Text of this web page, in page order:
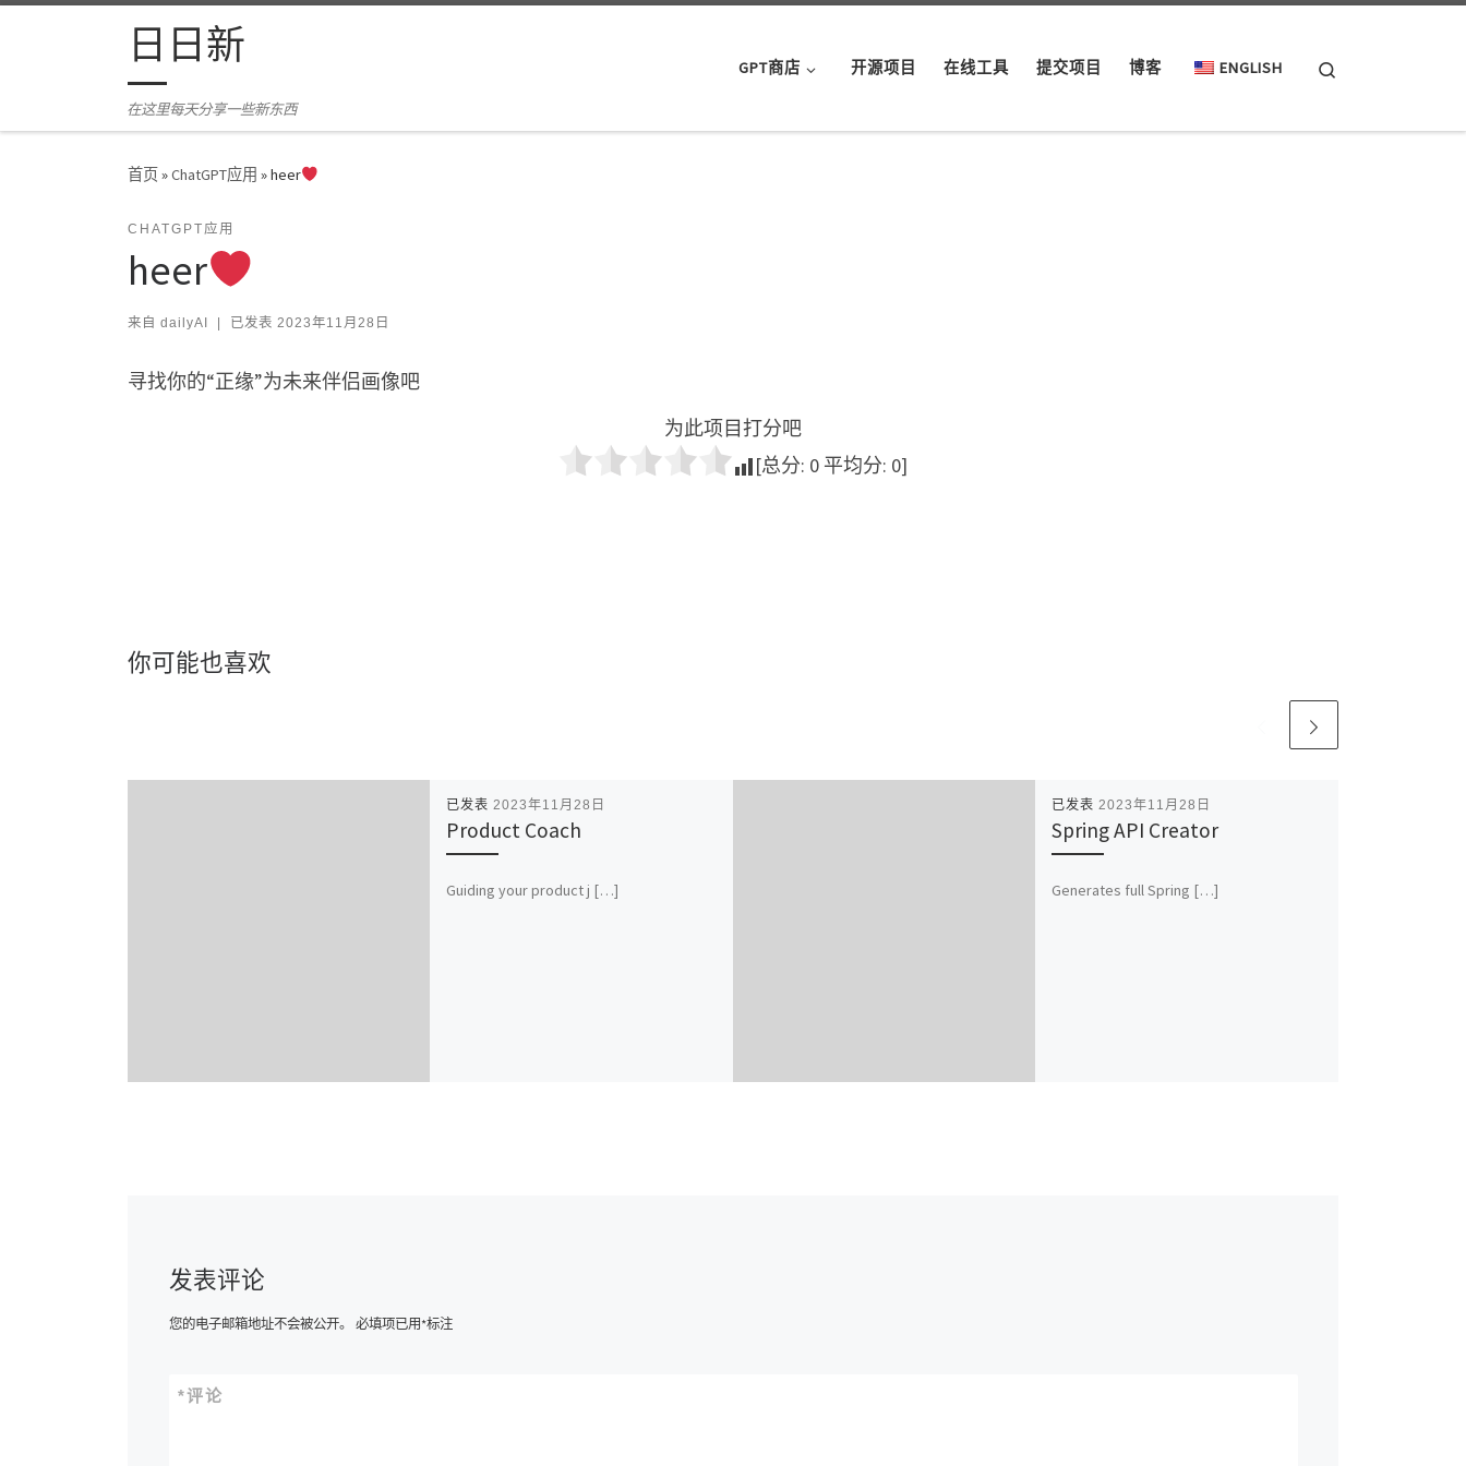
Skip to content日日新
在这里每天分享一些新东西
GPT商店 开源项目 在线工具 提交项目 博客 ENGLISH
首页»ChatGPT应用 »heer
CHATGPT应用
heer
来自 dailyAI 已发表 2023年11月28日
寻找你的“正缘”为未来伴侣画像吧
为此项目打分吧
[总分: 0 平均分: 0]
你可能也喜欢
已发表 2023年11月28日
Product Coach
Guiding your product j […]
已发表 2023年11月28日
Spring API Creator
Generates full Spring […]
发表评论
您的电子邮箱地址不会被公开。 必填项已用*标注
评论
*